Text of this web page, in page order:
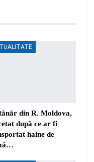
din R. Moldova,
după ce ar fi
haine de